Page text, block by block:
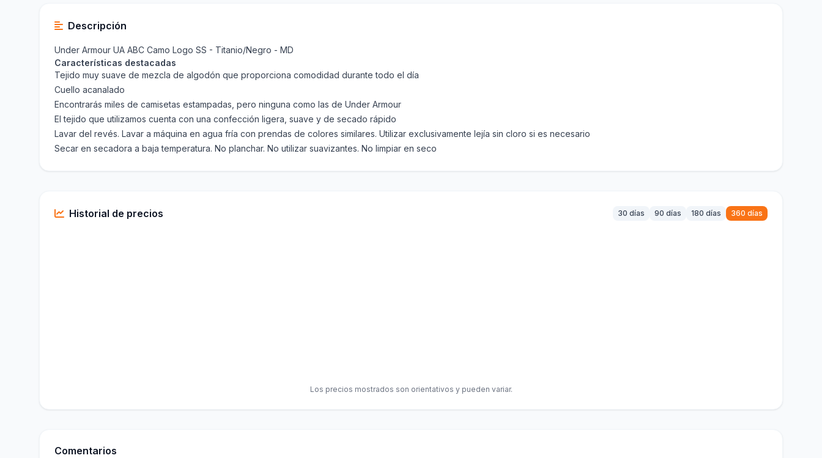
Descripción
Under Armour UA ABC Camo Logo SS - Titanio/Negro - MD
Características destacadas
Tejido muy suave de mezcla de algodón que proporciona comodidad durante todo el día
Cuello acanalado
Encontrarás miles de camisetas estampadas, pero ninguna como las de Under Armour
El tejido que utilizamos cuenta con una confección ligera, suave y de secado rápido
Lavar del revés. Lavar a máquina en agua fría con prendas de colores similares. Utilizar exclusivamente lejía sin cloro si es necesario
Secar en secadora a baja temperatura. No planchar. No utilizar suavizantes. No limpiar en seco
Historial de precios 30 días 90 días 180 días 360 días
Los precios mostrados son orientativos y pueden variar.
Comentarios